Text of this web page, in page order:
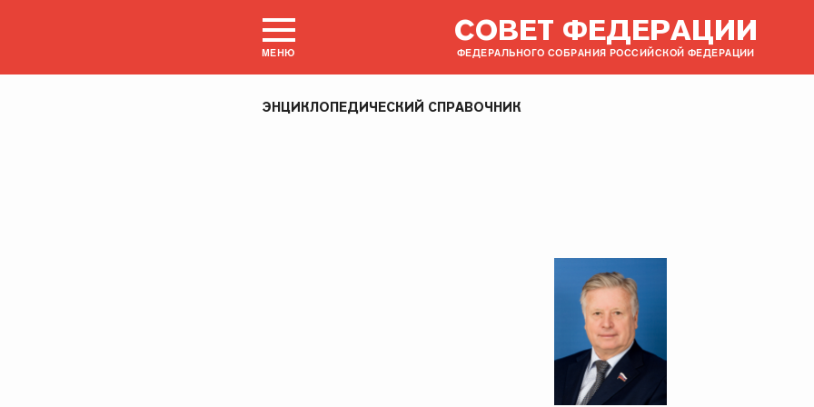
МЕНЮ
СОВЕТ ФЕДЕРАЦИИ
ФЕДЕРАЛЬНОГО СОБРАНИЯ РОССИЙСКОЙ ФЕДЕРАЦИИ
ЭНЦИКЛОПЕДИЧЕСКИЙ СПРАВОЧНИК